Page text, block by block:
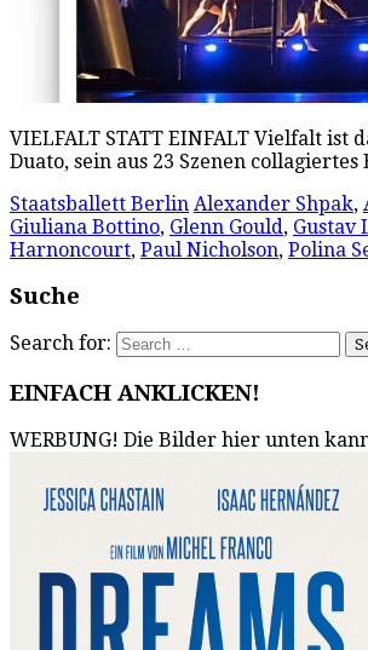
VIELFALT STATT EINFALT Vielfalt
Duato, sein aus 23 Szenen
Staatsballett Berlin Alexander Shpak,
Giuliana Bottino, Glenn Gould, Gustav
Harnoncourt, Paul Nicholson, Polina
Suche
Search for:
EINFACH ANKLICKEN!
WERBUNG! Die Bilder hier unten